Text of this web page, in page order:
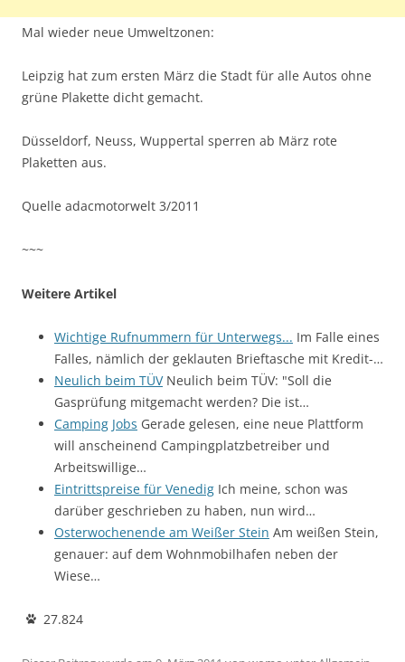
Mal wieder neue Umweltzonen:
Leipzig hat zum ersten März die Stadt für alle Autos ohne
grüne Plakette dicht gemacht.
Düsseldorf, Neuss, Wuppertal sperren ab März rote
Plaketten aus.
Quelle adacmotorwelt 3/2011
~~~
Weitere Artikel
Wichtige Rufnummern für Unterwegs... Im Falle eines
Falles, nämlich der geklauten Brieftasche mit Kredit-…
Neulich beim TÜVNeulich beim TÜV: "Soll die
Gasprüfung mitgemacht werden? Die ist…
Camping Jobs Gerade gelesen, eine neue Plattform
will anscheinend Campingplatzbetreiber und
Arbeitswillige…
Eintrittspreise für Venedig Ich meine, schon was
darüber geschrieben zu haben, nun wird…
Osterwochenende am Weißer Stein Am weißen Stein,
genauer: auf dem Wohnmobilhafen neben der
Wiese…
27.824